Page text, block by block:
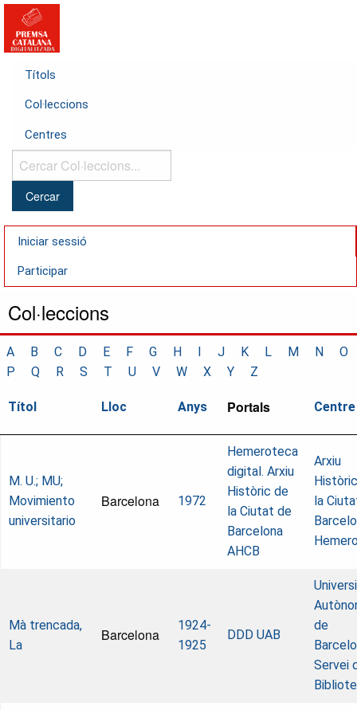
Títols
Col·leccions
Centres
Cercar
Col·leccions...
Iniciar sessió
Participar
Col·leccions
A B C D E F G H I J K L M N
O
P
Q R S T U V W X Y Z
Títol Lloc Anys Portals Centre
M. U.; MU;
Movimiento
universitario
Barcelona 1972
Hemeroteca
digital. Arxiu
Històric de
la Ciutat de
Barcelona
AHCB
Arxiu
la
Mà trencada,
La
Barcelona
1924-
1925
DDD UAB
de
Servei